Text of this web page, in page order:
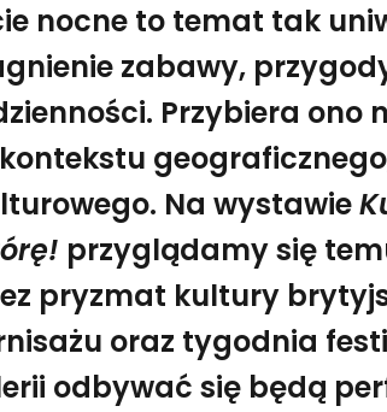
pragnienie zabawy, przygody i
w górę! – Studio BWA
nocne to temat tak
zabawy,
Przybiera ono
Na wystawie
przyglądamy się
pryzmat kultury
oraz tygodnia
odbywać się będą